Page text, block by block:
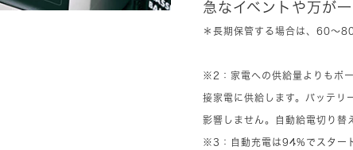
急なイベントや万が
＊長期保管する場合は、60～
※2：家電への供給量よりもポ
接家電に供給します。バッテリ
影響しません。自動給電切り替
※3：自動充電は94%でスター